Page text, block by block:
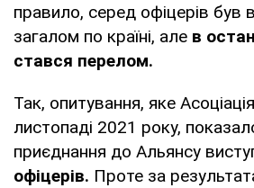
правило, серед офіцерів був
загалом по країні, але в
стався перелом.
Так, опитування, яке
листопаді 2021 року,
приєднання до Альянсу
офіцерів. Проте за